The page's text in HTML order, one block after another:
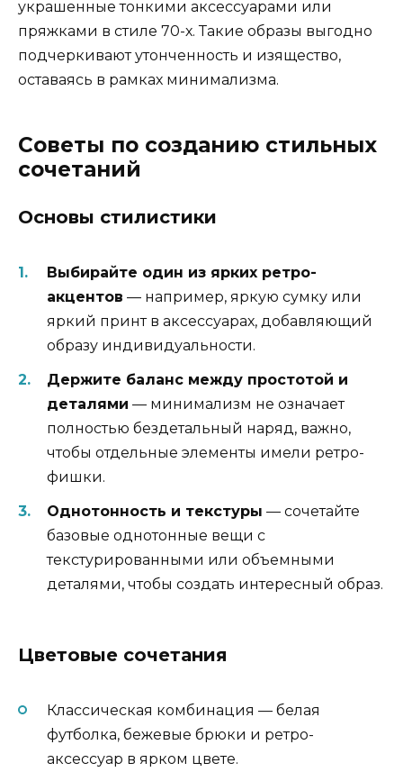
украшенные тонкими аксессуарами или
пряжками в стиле 70-х. Такие образы выгодно
подчеркивают утонченность и изящество,
оставаясь в рамках минимализма.
Советы по созданию стильных
сочетаний
Основы стилистики
Выбирайте один из ярких ретро-
акцентов — например, яркую сумку или
яркий принт в аксессуарах, добавляющий
образу индивидуальности.
Держите баланс между простотой и
деталями — минимализм не означает
полностью бездетальный наряд, важно,
чтобы отдельные элементы имели ретро-
фишки.
Однотонность и текстуры — сочетайте
базовые однотонные вещи с
текстурированными или объемными
деталями, чтобы создать интересный образ.
Цветовые сочетания
Классическая комбинация — белая
футболка, бежевые брюки и ретро-
аксессуар в ярком цвете.